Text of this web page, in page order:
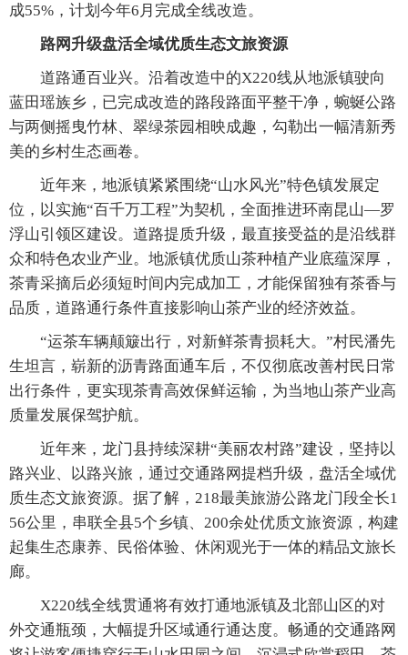
成55%，计划今年6月完成全线改造。
路网升级盘活全域优质生态文旅资源
道路通百业兴。沿着改造中的X220线从地派镇驶向
蓝田瑶族乡，已完成改造的路段路面平整干净，蜿蜒公路
与两侧摇曳竹林、翠绿茶园相映成趣，勾勒出一幅清新秀
美的乡村生态画卷。
近年来，地派镇紧紧围绕“山水风光”特色镇发展定
位，以实施“百千万工程”为契机，全面推进环南昆山—罗
浮山引领区建设。道路提质升级，最直接受益的是沿线群
众和特色农业产业。地派镇优质山茶种植产业底蕴深厚，
茶青采摘后必须短时间内完成加工，才能保留独有茶香与
品质，道路通行条件直接影响山茶产业的经济效益。
“运茶车辆颠簸出行，对新鲜茶青损耗大。”村民潘先
生坦言，崭新的沥青路面通车后，不仅彻底改善村民日常
出行条件，更实现茶青高效保鲜运输，为当地山茶产业高
质量发展保驾护航。
近年来，龙门县持续深耕“美丽农村路”建设，坚持以
路兴业、以路兴旅，通过交通路网提档升级，盘活全域优
质生态文旅资源。据了解，218最美旅游公路龙门段全长1
56公里，串联全县5个乡镇、200余处优质文旅资源，构建
起集生态康养、民俗体验、休闲观光于一体的精品文旅长
廊。
X220线全线贯通将有效打通地派镇及北部山区的对
外交通瓶颈，大幅提升区域通行通达度。畅通的交通路网